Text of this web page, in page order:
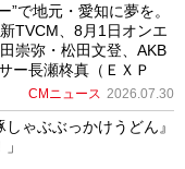
”で地元・愛知に夢を。
TVCM、8月1日オンエ
崇弥・松田文登、AKB
ー長瀬柊真（ＥＸＰ
CMニュース 2026.07.30
ゃぶぶっかけうどん』